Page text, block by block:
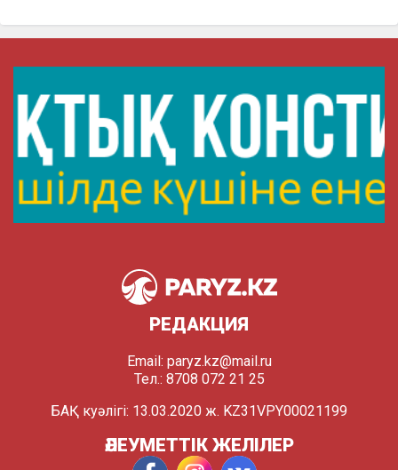
РЕДАКЦИЯ
Email: paryz.kz@mail.ru
Тел.: 8708 072 21 25
БАҚ куәлігі: 13.03.2020 ж. KZ31VPY00021199
ӘЛЕУМЕТТІК ЖЕЛІЛЕР